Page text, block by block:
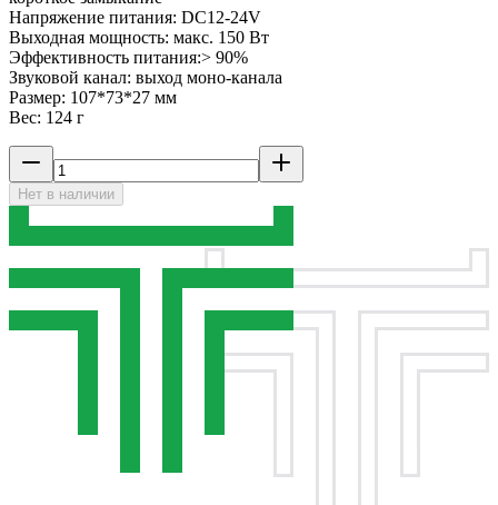
Напряжение питания: DC12-24V
Выходная мощность: макс. 150 Вт
Эффективность питания:> 90%
Звуковой канал: выход моно-канала
Размер: 107*73*27 мм
Вес: 124 г
Нет в наличии